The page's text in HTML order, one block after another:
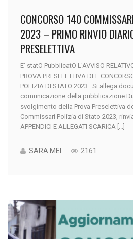
CONCORSO 140
2023 – PRIMO RINVIO
PRESELETTIVA
E’ statO PubblicatO L'AVVISO
PROVA PRESELETTIVA DEL
POLIZIA DI STATO 2023 Si allega
comunicazione della pubblicazione
svolgimento della Prova Preselettiva
Commissari Polizia di Stato 2023,
APPENDICI E ALLEGATI SCARICA [...]
SARA MEI 2161